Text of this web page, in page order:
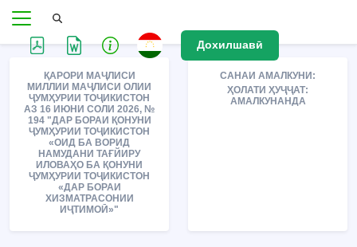
Дохилшавӣ
ҚАРОРИ МАҶЛИСИ
МИЛЛИИ МАҶЛИСИ ОЛИИ
ҶУМҲУРИИ ТОҶИКИСТОН
АЗ 16 ИЮНИ СОЛИ 2026, №
194 "ДАР БОРАИ ҚОНУНИ
ҶУМҲУРИИ ТОҶИКИСТОН
«ОИД БА ВОРИД
НАМУДАНИ ТАҒЙИРУ
ИЛОВАҲО БА ҚОНУНИ
ҶУМҲУРИИ ТОҶИКИСТОН
«ДАР БОРАИ
ХИЗМАТРАСОНИИ
ИҶТИМОӢ»"
САНАИ АМАЛКУНИ:
ҲОЛАТИ ҲУҶҶАТ:
АМАЛКУНАНДА